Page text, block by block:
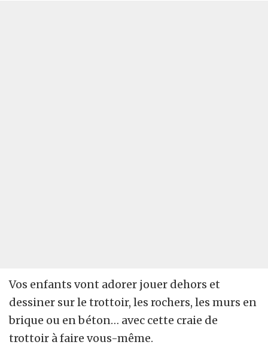
Vos enfants vont adorer jouer dehors et
dessiner sur le trottoir, les rochers, les murs en
brique ou en béton… avec cette craie de
trottoir à faire vous-même.